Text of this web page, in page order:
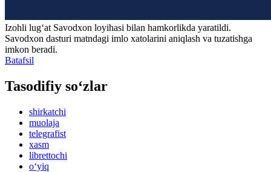
Izohli lugʻat Savodxon loyihasi bilan hamkorlikda yaratildi.
Savodxon dasturi matndagi imlo xatolarini aniqlash va tuzatishga
imkon beradi.
Batafsil
Tasodifiy so‘zlar
shirkatchi
muolaja
telegrafist
xasm
librettochi
o‘yiq